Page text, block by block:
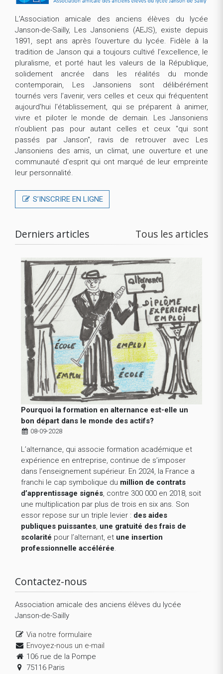
L’Association amicale des anciens élèves du lycée
Janson-de-Sailly, Les Jansoniens (AEJS), existe depuis
1891, sept ans après l’ouverture du lycée. Fidèle à la
tradition de Janson qui a toujours cultivé l’excellence, le
pluralisme, et porté haut les valeurs de la République,
solidement ancrée dans les réalités du monde
contemporain, Les Jansoniens sont délibérément
tournés vers l’avenir, vers celles et ceux qui fréquentent
aujourd'hui l'établissement, qui se préparent à animer,
vivre et piloter le monde de demain. Les Jansoniens
n'oublient pas pour autant celles et ceux "qui sont
passés par Janson", ravis de retrouver avec Les
Jansoniens des amis, un climat, une ouverture et une
communauté d'esprit qui ont marqué de leur empreinte
leur personnalité.
S’INSCRIRE EN LIGNE
Derniers articles Tous les articles
Pourquoi la formation en alternance est-elle un
bon départ dans le monde des actifs?
08-09-2028
L’alternance, qui associe formation académique et
expérience en entreprise, continue de s’imposer
dans l’enseignement supérieur. En 2024, la France a
franchi le cap symbolique du million de contrats
d’apprentissage signés, contre 300 000 en 2018, soit
une multiplication par plus de trois en six ans. Son
essor repose sur un triple levier : des aides
publiques puissantes, une gratuité des frais de
scolarité pour l’alternant, et une insertion
professionnelle accélérée.
Contactez-nous
Association amicale des anciens élèves du lycée
Janson-de-Sailly
Via notre formulaire
Envoyez-nous un e-mail
106 rue de la Pompe
75116 Paris